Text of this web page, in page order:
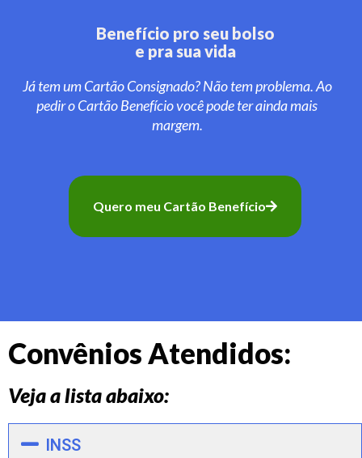
Benefício pro seu bolso
e pra sua vida
Já tem um Cartão Consignado? Não tem problema. Ao
pedir o Cartão Benefício você pode ter ainda mais
margem.
Quero meu Cartão Benefício
Convênios Atendidos:
Veja a lista abaixo:
INSS